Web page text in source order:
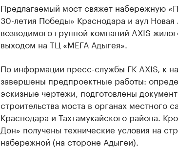
Предлагаемый мост свяжет набережную
30-летия Победы» Краснодара и аул
возводимого группой компаний AXIS
выходом на ТЦ «МЕГА Адыгея».
По информации пресс-службы ГК AXIS, к
завершены предпроектные работы:
эскизные чертежи, подготовлены
строительства моста в органах местного
Краснодара и Тахтамукайского района.
Дон» получены технические условия на
набережной (на стороне Адыгеи).